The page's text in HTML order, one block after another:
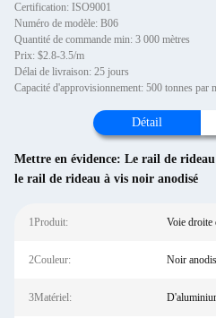
Certification: ISO9001
Numéro de modèle: B06
Quantité de commande min: 3 000 mètres
Prix: $2.8-3.5/m
Délai de livraison: 25 jours
Capacité d'approvisionnement: 500 tonnes par
Détail
Mettre en évidence: Le rail de
le rail de rideau à vis noir anodisé
1Produit: Voie droite
2Couleur: Noir
3Matériel: